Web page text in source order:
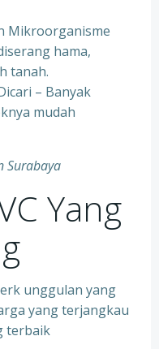
Mikroorganisme
hama,
tanah.
– Banyak
mudah
Surabaya
Yang
unggulan yang
yang terjangkau
terbaik